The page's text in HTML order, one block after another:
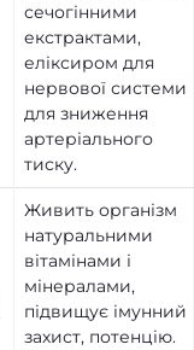
сечогінними
екстрактами,
еліксиром для
нервової системи
для зниження
артеріального
тиску.
Живить організм
натуральними
вітамінами і
мінералами,
підвищує імунний
захист, потенцію.